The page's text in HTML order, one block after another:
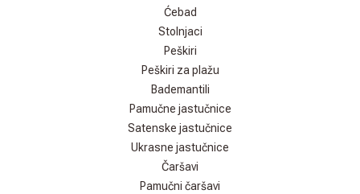
Ćebad
Stolnjaci
Peškiri
Peškiri za plažu
Bademantili
Pamučne jastučnice
Satenske jastučnice
Ukrasne jastučnice
Čaršavi
Pamučni čaršavi